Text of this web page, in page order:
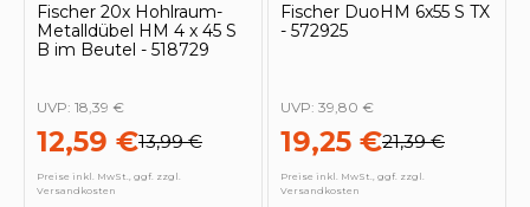
Fischer 20x Hohlraum-
Metalldübel HM 4 x 45 S
B im Beutel - 518729
12,59 €13,99 €
UVP: 18,39 €
Preise inkl. MwSt., ggf. zzgl.
Versandkosten
Fischer DuoHM 6x55 S TX
- 572925
19,25 €21,39 €
UVP: 39,80 €
Preise inkl. MwSt., ggf. zzgl.
Versandkosten